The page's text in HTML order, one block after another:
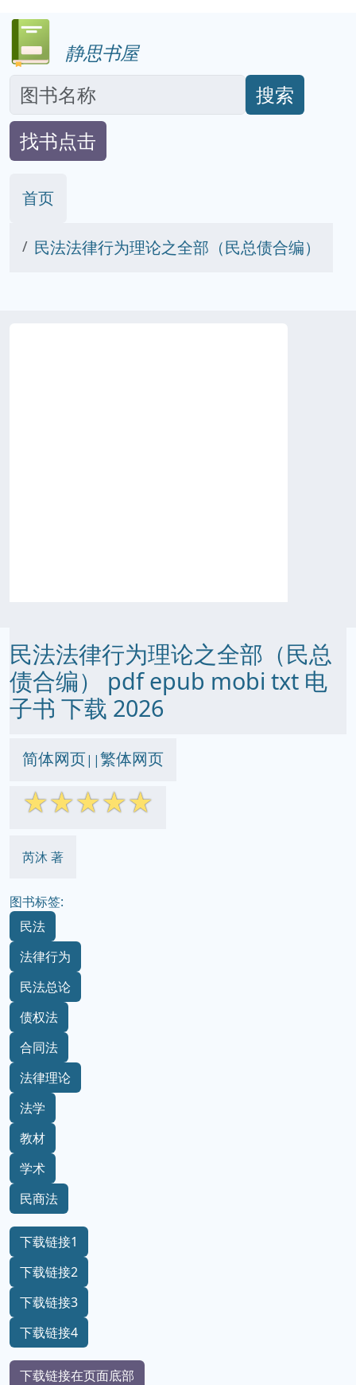
静思书屋
搜索
找书点击
首页
民法法律行为理论之全部（民总债合编）
民法法律行为理论之全部（民总
债合编） pdf epub mobi txt 电
子书 下载 2026
简体网页||繁体网页
☆☆☆☆☆
芮沐 著
图书标签:
民法
法律行为
民法总论
债权法
合同法
法律理论
法学
教材
学术
民商法
下载链接1
下载链接2
下载链接3
下载链接4
下载链接在页面底部